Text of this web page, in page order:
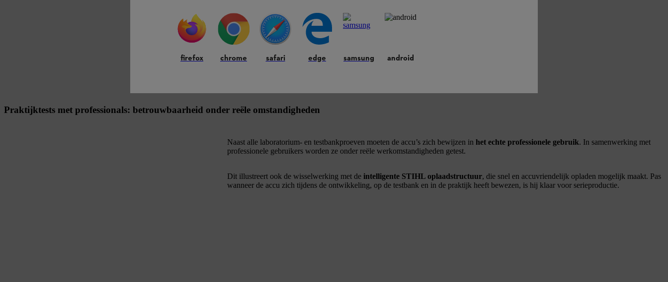
Praktijktests met professionals: betrouwbaarheid onder reële omstandigheden
Naast alle laboratorium- en testbankproeven moeten de accu’s zich bewijzen inhet echte professionele gebruik. In samenwerking met
professionele gebruikers worden ze onder reële werkomstandigheden getest.
Dit illustreert ook de wisselwerking met de intelligente STIHL oplaadstructuur, die snel en accuvriendelijk opladen mogelijk maakt. Pas
wanneer de accu zich tijdens de ontwikkeling, op de testbank en in de praktijk heeft bewezen, is hij klaar voor serieproductie.
firefox chrome safari edge samsung android